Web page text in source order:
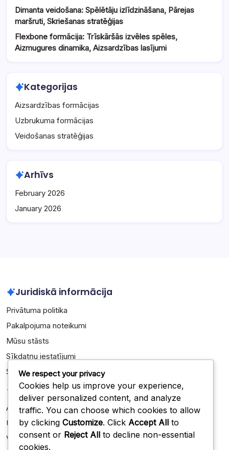
Dimanta veidošana: Spēlētāju izlīdzināšana, Pārejas
maršruti, Skriešanas stratēģijas
Flexbone formācija: Trīskāršās izvēles spēles,
Aizmugures dinamika, Aizsardzības lasījumi
Kategorijas
Aizsardzības formācijas
Uzbrukuma formācijas
Veidošanas stratēģijas
Arhīvs
February 2026
January 2026
Juridiskā informācija
Privātuma politika
Pakalpojuma noteikumi
Mūsu stāsts
Sīkdatņu iestatījumi
Sazinieties
Kategorijas
Aizsardzības formācijas
Uzbrukuma formācijas
Veidošanas stratēģijas
We respect your privacy
Cookies help us improve your experience,
deliver personalized content, and analyze
traffic. You can choose which cookies to allow
by clicking Customize. Click Accept All to
consent or Reject All to decline non-essential
cookies.